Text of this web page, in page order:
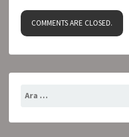
COMMENTS ARE CLOSED.
Arama: